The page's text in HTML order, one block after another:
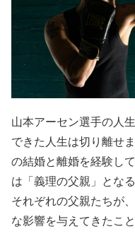
山本アーセン選手の人
できた人生は切り離せ
の結婚と離婚を経験し
は「義理の父親」とな
それぞれの父親たちが
な影響を与えてきたこ